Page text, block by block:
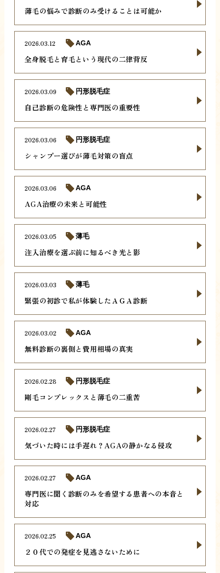
薄毛の悩みで診断のみ受けることは可能か
全身脱毛と育毛という現代の二律背反
2026.03.12 AGA
自己診断の危険性と専門医の重要性
2026.03.09 円形脱毛症
シャンプー選びが薄毛対策の盲点
2026.03.06 円形脱毛症
AGA治療の未来と可能性
2026.03.06 AGA
注入治療を選ぶ前に知るべき光と影
2026.03.05 薄毛
緊張の初診で私が体験したＡＧＡ診断
2026.03.03 薄毛
無料診断の裏側と費用相場の真実
2026.03.02 AGA
剛毛コンプレックスと薄毛の二重苦
2026.02.28 円形脱毛症
気づいた時には手遅れ？AGAの静かなる侵攻
2026.02.27 円形脱毛症
専門医に聞く診断のみを希望する患者への本音と
対応
2026.02.27 AGA
２０代での発症を見逃さないために
2026.02.25 AGA